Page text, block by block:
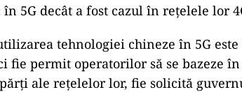
5G decât a fost cazul în rețelele lor
tehnologiei chineze în 5G
fie permit operatorilor să se bazeze
ale rețelelor lor, fie solicită